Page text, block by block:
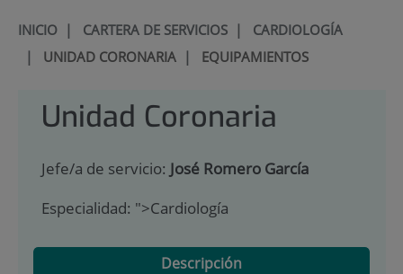
INICIO| CARTERA DE SERVICIOS| CARDIOLOGÍA
| UNIDAD CORONARIA| EQUIPAMIENTOS
Unidad Coronaria
Jefe/a de servicio: José Romero García
Especialidad: ">Cardiología
Descripción